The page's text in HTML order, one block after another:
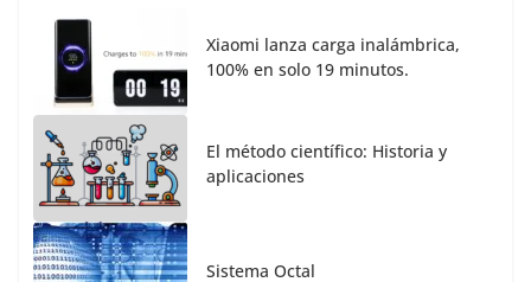
Xiaomi lanza carga inalámbrica,
100% en solo 19 minutos.
El método científico: Historia y
aplicaciones
Sistema Octal